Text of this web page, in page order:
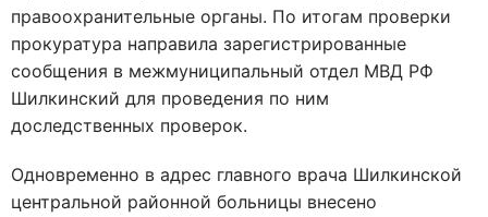
правоохранительные органы. По итогам проверки
прокуратура направила зарегистрированные
сообщения в межмуниципальный отдел МВД РФ
Шилкинский для проведения по ним
доследственных проверок.
Одновременно в адрес главного врача Шилкинской
центральной районной больницы внесено